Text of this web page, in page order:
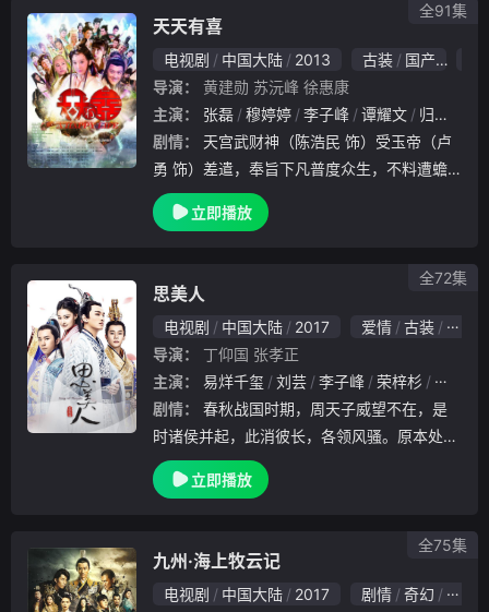
天天有喜
电视剧 中国大陆 2013 古装 国产
导演：
黄建勋 苏沅峰 徐惠康
主演：
张磊 穆婷婷 李子峰 谭耀文 归亚蕾
剧情：
勇 饰）差遣，奉旨下凡普度众生，不料遭蟾
族陷害追杀，被化成人形的小狐狸（穆婷婷
饰）搭救。他因此与雪山巫女、小狐狸和贪心
立即播放
全91集
思美人
电视剧 中国大陆 2017 爱情 古装
国产
导演：
丁仰国 张孝正
主演：
易烊千玺 刘芸 李子峰 荣梓杉 马可
剧情：
时诸侯并起，此消彼长，各领风骚。原本处于
中原之外的蛮夷之国楚国历经数百年经营不断
做大，终于在楚威王之时成为长江流域最为强
立即播放
全72集
九州·海上牧云记
电视剧 中国大陆 2017 剧情 奇幻 古装
全75集